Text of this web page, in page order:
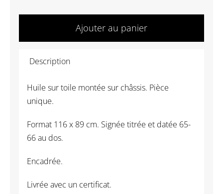
de
Pétrifié
courir
avec
du
Ajouter au panier
Description
Huile sur toile montée sur châssis. Pièce
unique.
Format 116 x 89 cm. Signée titrée et datée 65-
66 au dos.
Encadrée.
Livrée avec un certificat.